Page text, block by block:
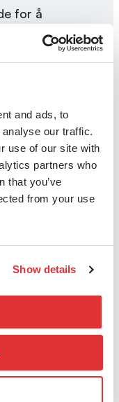
and ads, to
our traffic.
use of our site with
partners who
that you’ve
from your use
Show details
for å
i
av
5G med en
til å
i sine nettverk.
som
av